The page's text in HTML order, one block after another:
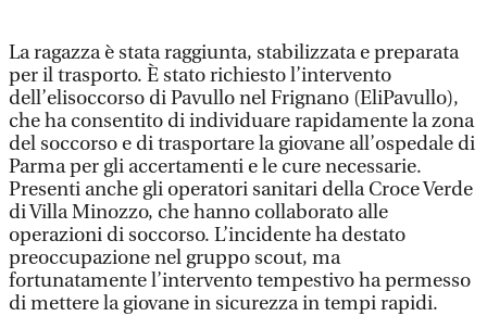
La ragazza è stata raggiunta, stabilizzata e preparata
per il trasporto. È stato richiesto l’intervento
dell’elisoccorso di Pavullo nel Frignano (EliPavullo),
che ha consentito di individuare rapidamente la zona
del soccorso e di trasportare la giovane all’ospedale di
Parma per gli accertamenti e le cure necessarie.
Presenti anche gli operatori sanitari della Croce Verde
di Villa Minozzo, che hanno collaborato alle
operazioni di soccorso. L’incidente ha destato
preoccupazione nel gruppo scout, ma
fortunatamente l’intervento tempestivo ha permesso
di mettere la giovane in sicurezza in tempi rapidi.